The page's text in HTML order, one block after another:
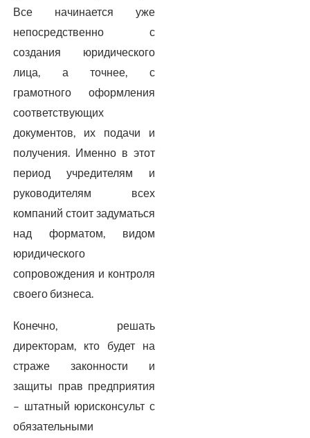
Все начинается уже
непосредственно с
создания юридического
лица, а точнее, с
грамотного оформления
соответствующих
документов, их подачи и
получения. Именно в этот
период учредителям и
руководителям всех
компаний стоит задуматься
над форматом, видом
юридического
сопровождения и контроля
своего бизнеса.
Конечно, решать
директорам, кто будет на
страже законности и
защиты прав предприятия
– штатный юрисконсульт с
обязательными